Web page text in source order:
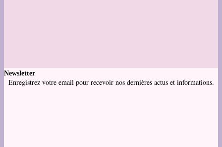
Newsletter
Enregistrez votre email pour recevoir nos dernières actus et informations.